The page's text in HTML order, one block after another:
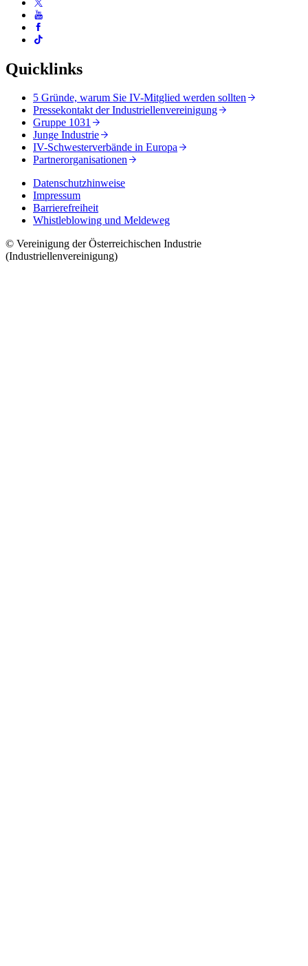
Quicklinks
5 Gründe, warum Sie IV-Mitglied werden sollten
Pressekontakt der Industriellenvereinigung
Gruppe 1031
Junge Industrie
IV-Schwesterverbände in Europa
Partnerorganisationen
Datenschutzhinweise
Impressum
Barrierefreiheit
Whistleblowing und Meldeweg
© Vereinigung der Österreichischen Industrie
(Industriellenvereinigung)